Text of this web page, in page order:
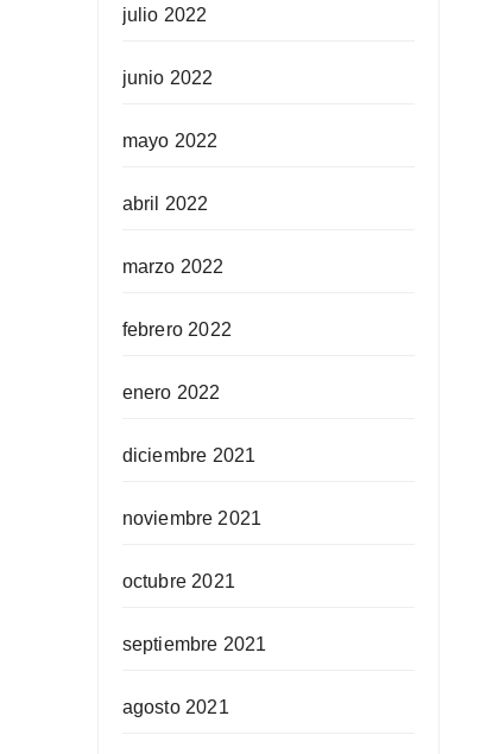
julio 2022
junio 2022
mayo 2022
abril 2022
marzo 2022
febrero 2022
enero 2022
diciembre 2021
noviembre 2021
octubre 2021
septiembre 2021
agosto 2021